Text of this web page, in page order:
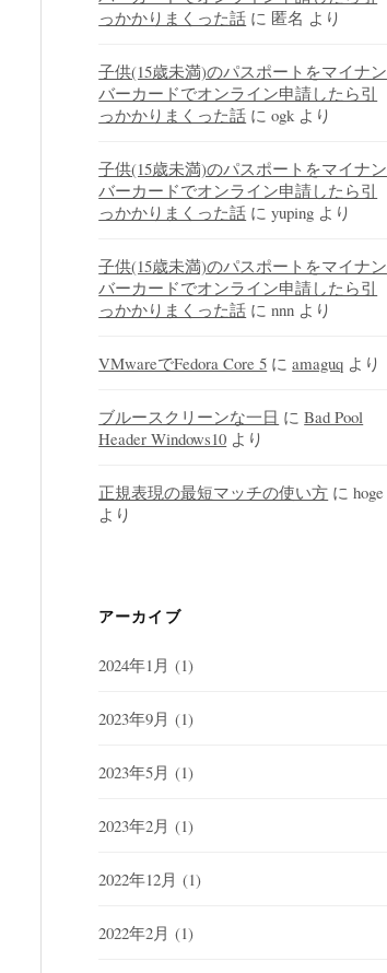
っかかりまくった話 に 匿名 より
子供(15歳未満)のパスポートをマイナン
バーカードでオンライン申請したら引
っかかりまくった話 にogk より
子供(15歳未満)のパスポートをマイナン
バーカードでオンライン申請したら引
っかかりまくった話 にyuping より
子供(15歳未満)のパスポートをマイナン
バーカードでオンライン申請したら引
っかかりまくった話 にnnn より
VMwareでFedora Core 5 にamaguq より
ブルースクリーンな一日 にBad Pool
Header Windows10 より
正規表現の最短マッチの使い方 にhoge
より
アーカイブ
2024年1月 (1)
2023年9月 (1)
2023年5月 (1)
2023年2月 (1)
2022年12月 (1)
2022年2月 (1)